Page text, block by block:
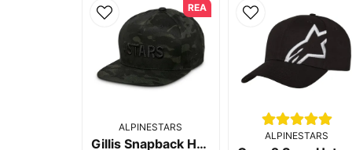
ALPINESTARS
Gillis Snapback Hat Black/Black - Alpinestars
REA
ALPINESTARS